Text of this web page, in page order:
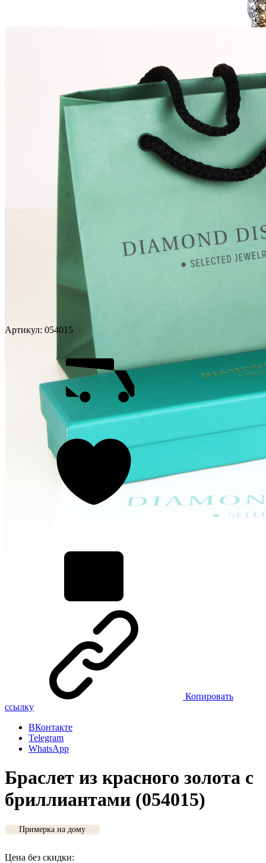
Артикул: 054015
Копировать
ссылку
ВКонтакте
Telegram
WhatsApp
Браслет из красного золота с
бриллиантами (054015)
Примерка на дому
Цена без скидки: